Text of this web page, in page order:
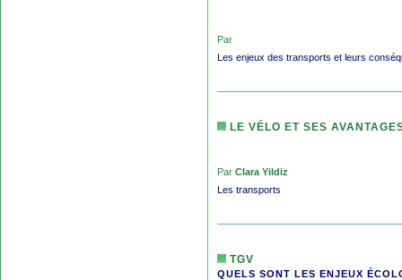
Par
Les enjeux des transports et leurs
LE VÉLO ET SES
Par Clara Yildiz
Les transports
TGV
QUELS SONT LES ENJEUX